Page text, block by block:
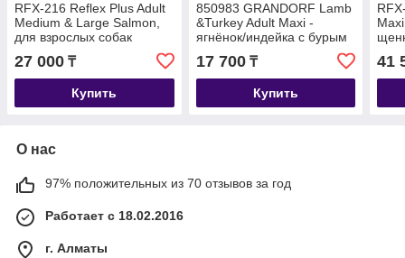
RFX-216 Reflex Plus Adult
Medium & Large Salmon,
для взрослых собак
средних и крупных пород
с лососем, уп.12кг
27 000 ₸
Купить
850983 GRANDORF Lamb
&Turkey Adult Maxi -
ягнёнок/индейка с бурым
рисом для крупных собак,
уп.3 кг.
17 700₸
Купить
41
О нас
97% положительных из 70 отзывов за год
Работает с 18.02.2016
г. Алматы